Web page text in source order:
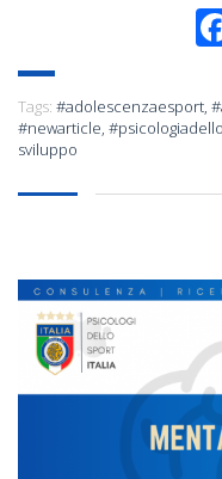
Tags: #adolescenzaesport,
#newarticle,
sviluppo